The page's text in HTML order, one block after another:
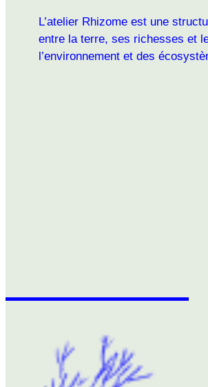
L’atelier Rhizome est une
entre la terre, ses richesses et
l’environnement et des